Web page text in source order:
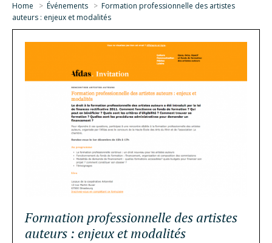
Home > Événements > Formation professionnelle des artistes
auteurs : enjeux et modalités
Formation professionnelle des artistes
auteurs : enjeux et modalités